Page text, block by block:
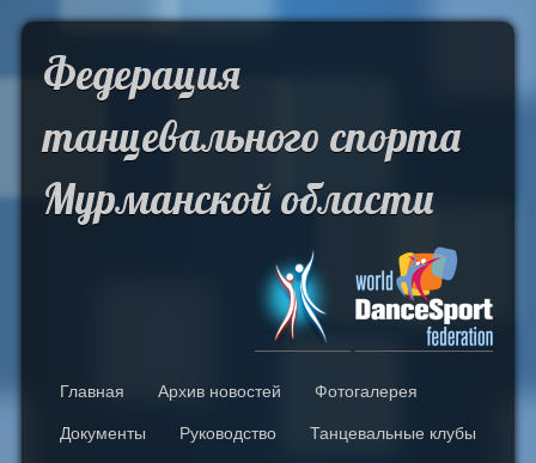
Skip to Content
Федерация
танцевального спорта
Мурманской области
Главная Архив новостей Фотогалерея
Документы Руководство Танцевальные клубы